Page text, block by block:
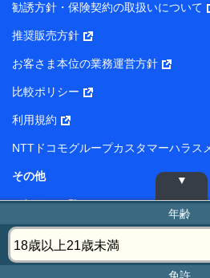
勧誘方針・保険契約の取扱いについて
推奨販売方針
お客さま本位の業務運営方針
比較ポリシー
利用規約
NTTドコモグループカスタマーハラス
その他
お知らせ一覧 よく
サイトマップ 免責
法人のお客さま ご利
年齢